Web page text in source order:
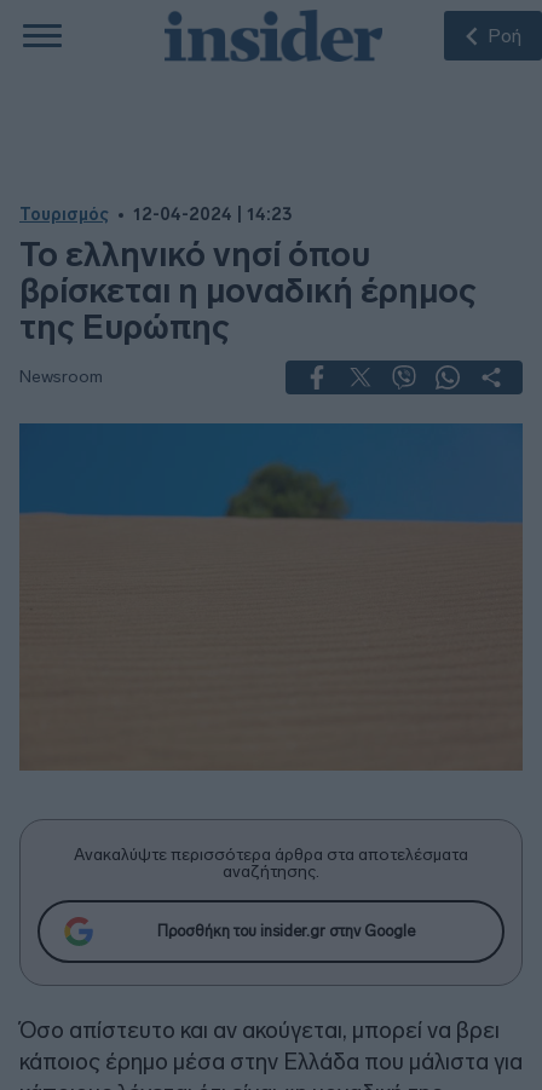
Ροή
Τουρισμός 12-04-2024 | 14:23
Το ελληνικό νησί όπου
βρίσκεται η μοναδική έρημος
της Ευρώπης
Newsroom
Ανακαλύψτε περισσότερα άρθρα στα αποτελέσματα
αναζήτησης.
Προσθήκη του insider.gr στην Google
Όσο απίστευτο και αν ακούγεται, μπορεί να βρει
κάποιος έρημο μέσα στην Ελλάδα που μάλιστα για